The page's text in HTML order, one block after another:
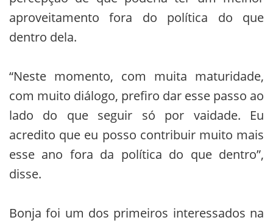
aproveitamento fora do política do que
dentro dela.
“Neste momento, com muita maturidade,
com muito diálogo, prefiro dar esse passo ao
lado do que seguir só por vaidade. Eu
acredito que eu posso contribuir muito mais
esse ano fora da política do que dentro”,
disse.
Bonja foi um dos primeiros interessados na